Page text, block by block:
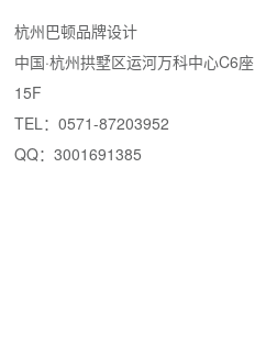
杭州巴顿品牌设计
中国·杭州拱墅区运河万科中心C6座
15F
TEL：0571-87203952
QQ：3001691385